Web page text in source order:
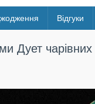
Відгуки
Дует